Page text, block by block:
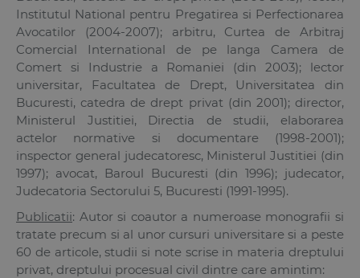
Institutul National pentru Pregatirea si Perfectionarea
Avocatilor (2004-2007); arbitru, Curtea de Arbitraj
Comercial International de pe langa Camera de
Comert si Industrie a Romaniei (din 2003); lector
universitar, Facultatea de Drept, Universitatea din
Bucuresti, catedra de drept privat (din 2001); director,
Ministerul Justitiei, Directia de studii, elaborarea
actelor normative si documentare (1998-2001);
inspector general judecatoresc, Ministerul Justitiei (din
1997); avocat, Baroul Bucuresti (din 1996); judecator,
Judecatoria Sectorului 5, Bucuresti (1991-1995).
Publicatii: Autor si coautor a numeroase monografii si
tratate precum si al unor cursuri universitare si a peste
60 de articole, studii si note scrise in materia dreptului
privat, dreptului procesual civil dintre care amintim: